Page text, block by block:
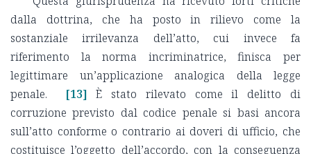
dalla dottrina, che ha posto in rilievo come la
sostanziale irrilevanza dell’atto, cui invece fa
riferimento la norma incriminatrice, finisca per
legittimare un’applicazione analogica della legge
penale.
[13] È stato rilevato come il delitto di
corruzione previsto dal codice penale si basi ancora
sull’atto conforme o contrario ai doveri di ufficio, che
costituisce l’oggetto dell’accordo, con la conseguenza